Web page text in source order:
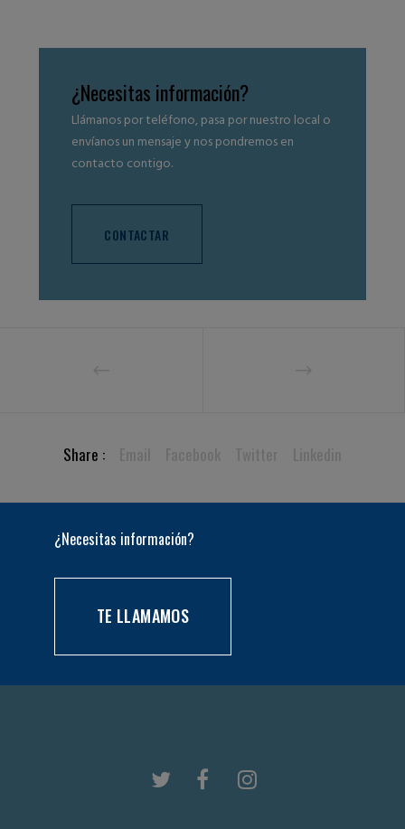
¿Necesitas información?
Llámanos por teléfono, pasa por nuestro local o
envíanos un mensaje y nos pondremos en
contacto contigo.
CONTACTAR
Share :
¿Necesitas información?
TE LLAMAMOS